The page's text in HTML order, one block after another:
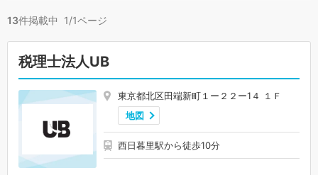
13件掲載中 1/1ページ
税理士法人UB
東京都北区田端新町１ー２２ー1４ １Ｆ
地図
西日暮里駅から徒歩10分